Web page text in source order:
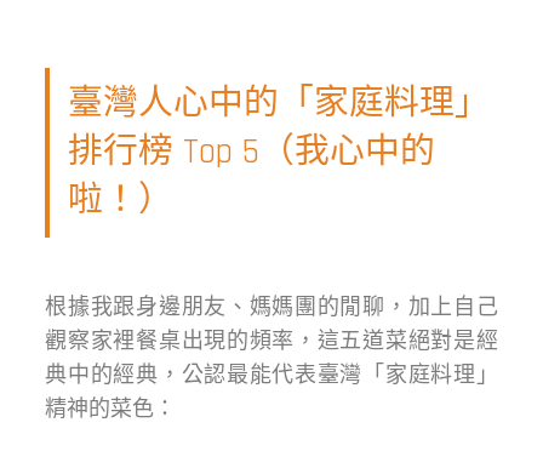
臺灣人心中的「家庭料理」
排行榜 Top 5（我心中的
啦！）
根據我跟身邊朋友、媽媽團的閒聊，加上自己
觀察家裡餐桌出現的頻率，這五道菜絕對是經
典中的經典，公認最能代表臺灣「家庭料理」
精神的菜色：